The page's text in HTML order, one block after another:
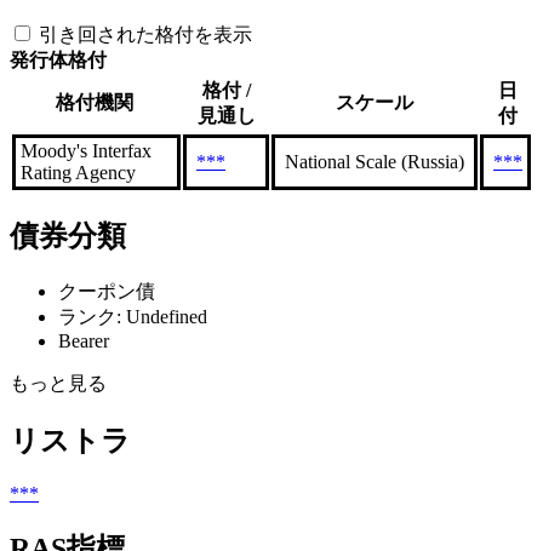
引き回された格付を表示
発行体格付
格付機関
格付 /
見通し
スケール
日
付
Moody's Interfax
Rating Agency
*** National Scale (Russia) ***
債券分類
クーポン債
ランク: Undefined
Bearer
もっと見る
リストラ
***